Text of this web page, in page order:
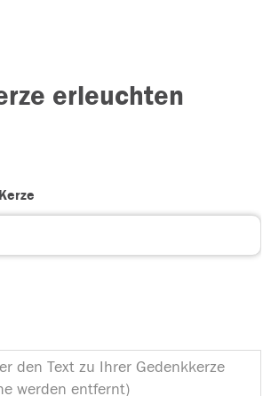
erleuchten